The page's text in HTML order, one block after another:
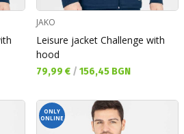
JAKO
Leisure jacket Challenge with
hood
Текуща цена:
79,99 € / 156,45 BGN
ONLY
ONLINE